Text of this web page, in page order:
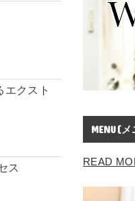
クスト
ス
MENU(
READ